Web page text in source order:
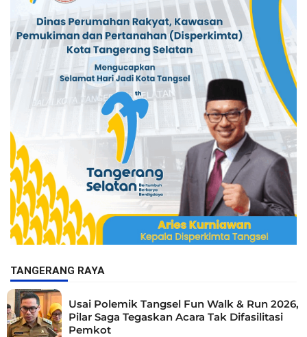
TANGERANG RAYA
Usai Polemik Tangsel Fun Walk & Run 2026,
Pilar Saga Tegaskan Acara Tak Difasilitasi
Pemkot